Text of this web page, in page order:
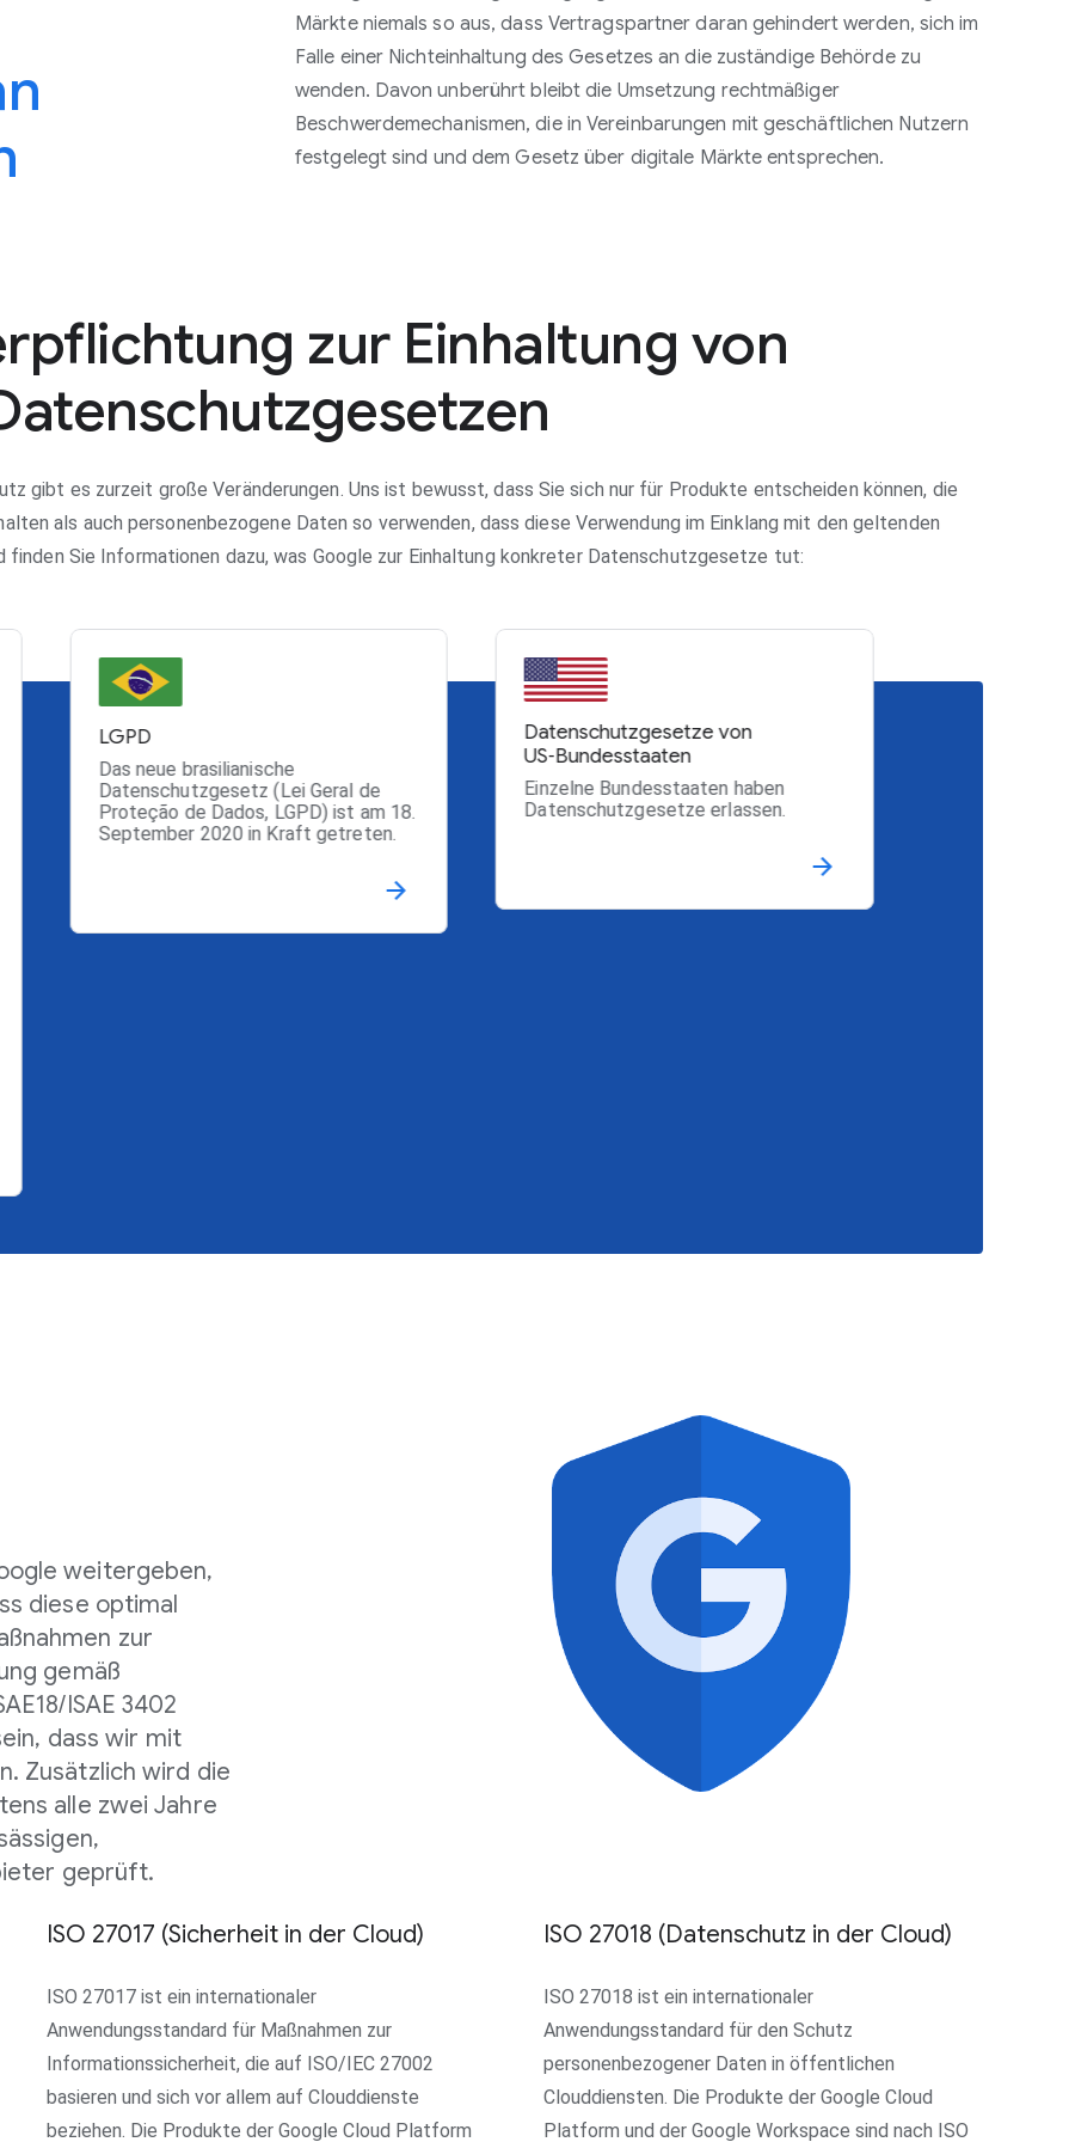
Märkte niemals so aus, dass Vertragspartner daran gehindert werden, sich im
Falle einer Nichteinhaltung des Gesetzes an die zuständige Behörde zu
wenden. Davon unberührt bleibt die Umsetzung rechtmäßiger
Beschwerdemechanismen, die in Vereinbarungen mit geschäftlichen Nutzern
festgelegt sind und dem Gesetz über digitale Märkte entsprechen.
zur Einhaltung von
gibt es zurzeit große Veränderungen. Uns ist bewusst, dass Sie sich nur für Produkte entscheiden können, die
als auch personenbezogene Daten so verwenden, dass diese Verwendung im Einklang mit den geltenden
Sie Informationen dazu, was Google zur Einhaltung konkreter Datenschutzgesetze tut:
LGPD
Das neue brasilianische
Datenschutzgesetz (Lei Geral de
Proteção de Dados, LGPD) ist am 18.
September 2020 in Kraft getreten.
Datenschutzgesetze von
US‑Bundesstaaten
Einzelne Bundesstaaten haben
Datenschutzgesetze erlassen.
weitergeben,
diese optimal
zur
gemäß
ISAE 3402
dass wir mit
Zusätzlich wird die
alle zwei Jahre
geprüft.
ISO 27017 (Sicherheit in der Cloud)
ISO 27017 ist ein internationaler
Anwendungsstandard für Maßnahmen zur
Informationssicherheit, die auf ISO/IEC 27002
basieren und sich vor allem auf Clouddienste
beziehen. Die Produkte der Google Cloud Platform
ISO 27018 (Datenschutz in der Cloud)
ISO 27018 ist ein internationaler
Anwendungsstandard für den Schutz
personenbezogener Daten in öffentlichen
Clouddiensten. Die Produkte der Google Cloud
Platform und der Google Workspace sind nach ISO